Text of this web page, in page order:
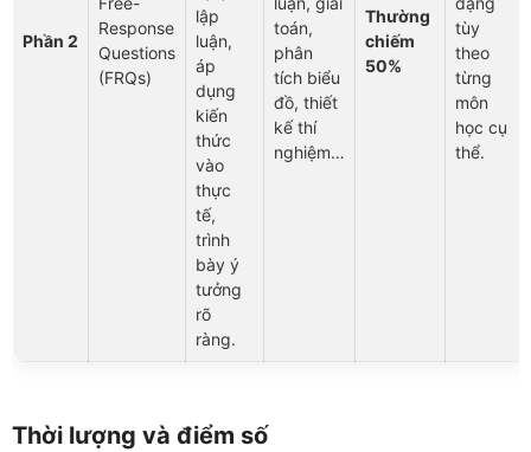
Phần 2
Response
Questions
(FRQs)
lập
luận,
áp
dụng
kiến
thức
vào
thực
tế,
trình
bày ý
tưởng
rõ
ràng.
toán,
phân
tích biểu
đồ, thiết
kế thí
nghiệm…
Thường
chiếm
50%
tùy
theo
từng
môn
học cụ
thể.
Thời lượng và điểm số